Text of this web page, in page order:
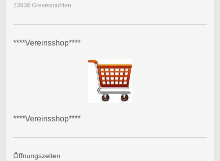
23936 Grevesmühlen
****Vereinsshop****
****Vereinsshop****
Öffnungszeiten